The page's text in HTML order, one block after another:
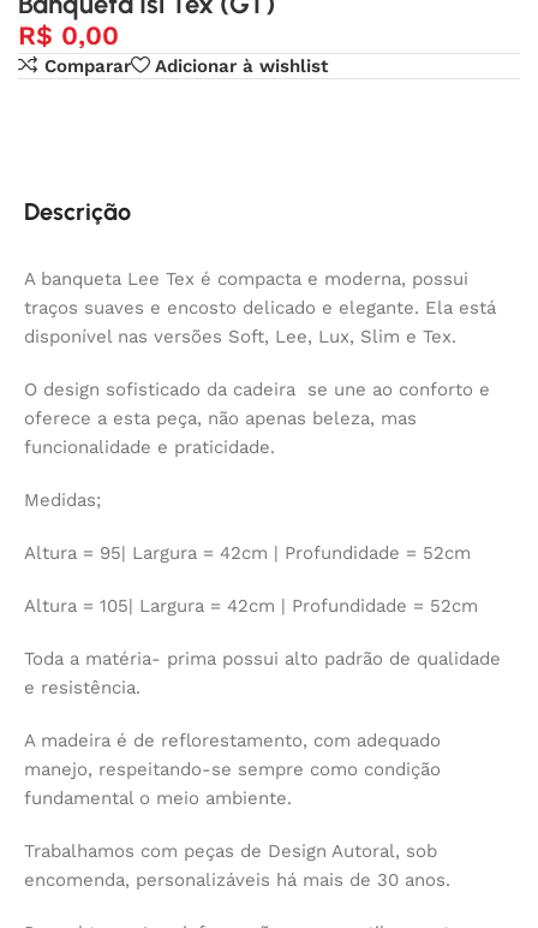
R$ 0,00
Comparar Adicionar à wishlist
Descrição
A banqueta Lee Tex é compacta e moderna, possui
traços suaves e encosto delicado e elegante. Ela está
disponível nas versões Soft, Lee, Lux, Slim e Tex.
O design sofisticado da cadeira se une ao conforto e
oferece a esta peça, não apenas beleza, mas
funcionalidade e praticidade.
Medidas;
Altura = 95| Largura = 42cm | Profundidade = 52cm
Altura = 105| Largura = 42cm | Profundidade = 52cm
Toda a matéria- prima possui alto padrão de qualidade
e resistência.
A madeira é de reflorestamento, com adequado
manejo, respeitando-se sempre como condição
fundamental o meio ambiente.
Trabalhamos com peças de Design Autoral, sob
encomenda, personalizáveis há mais de 30 anos.